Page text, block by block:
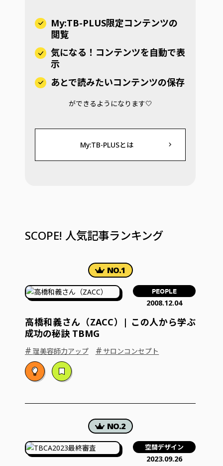
My:TB-PLUS限定コンテンツの
閲覧
気になる！コンテンツを自動で表
示
あとで読みたいコンテンツの保存
ができるようになります🤍
My:TB-PLUSとは
SCOPE! 人気記事ランキング
PEOPLE
2008.12.04
高橋和義さん（ZACC）| この人から学ぶ
成功の秘訣 TBMG
# 理美容師力アップ # サロンコンセプト
空間デザイン
2023.09.26